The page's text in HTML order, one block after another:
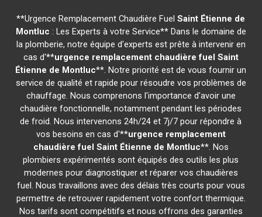
**Urgence Remplacement Chaudière FuelSaint Étienne de
Montluc : Les Experts à votre Service** Dans le domaine de
la plomberie, notre équipe d'experts est prête à intervenir en
cas d'**urgence remplacement chaudière fuel Saint
Étienne de Montluc**. Notre priorité est de vous fournir un
service de qualité et rapide pour résoudre vos problèmes de
chauffage. Nous comprenons l'importance d'avoir une
chaudière fonctionnelle, notamment pendant les périodes
de froid. Nous intervenons 24h/24 et 7j/7 pour répondre à
vos besoins en cas d'**urgence remplacement
chaudière fuel Saint Étienne de Montluc**. Nos
plombiers expérimentés sont équipés des outils les plus
modernes pour diagnostiquer et réparer vos chaudières
fuel. Nous travaillons avec des délais très courts pour vous
permettre de retrouver rapidement votre confort thermique.
Nos tarifs sont compétitifs et nous offrons des garanties